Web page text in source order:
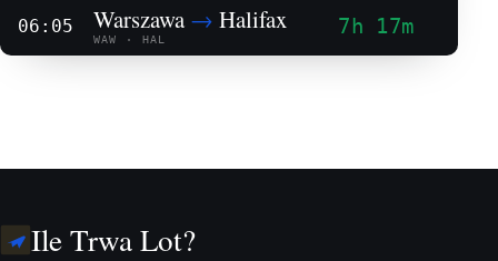
06:05 Warszawa → Halifax
WAW · HAL
7h 17m
Ile Trwa Lot?